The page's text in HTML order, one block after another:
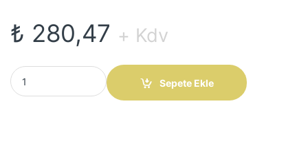
₺ 280,47 + Kdv
10mm Yeşil Diffused Led 200mcd (100 Adet) quantity
Sepete Ekle